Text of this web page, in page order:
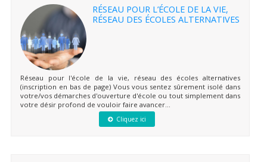
RÉSEAU POUR L’ÉCOLE DE LA VIE,
RÉSEAU DES ÉCOLES ALTERNATIVES
Réseau pour l'école de la vie, réseau des écoles alternatives
(inscription en bas de page) Vous vous sentez sûrement isolé dans
votre/vos démarches d'ouverture d'école ou tout simplement dans
votre désir profond de vouloir faire avancer...
Cliquez ici